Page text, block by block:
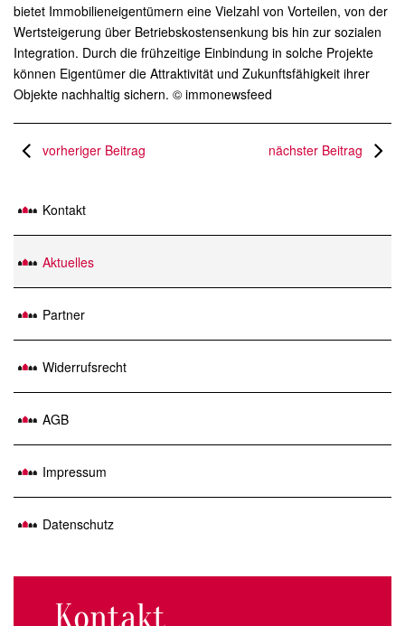
bietet Immobilieneigentümern eine Vielzahl von Vorteilen, von der
Wertsteigerung über Betriebskostensenkung bis hin zur sozialen
Integration. Durch die frühzeitige Einbindung in solche Projekte
können Eigentümer die Attraktivität und Zukunftsfähigkeit ihrer
Objekte nachhaltig sichern. © immonewsfeed
vorheriger Beitrag nächster Beitrag
Kontakt
Aktuelles
Partner
Widerrufsrecht
AGB
Impressum
Datenschutz
Kontakt